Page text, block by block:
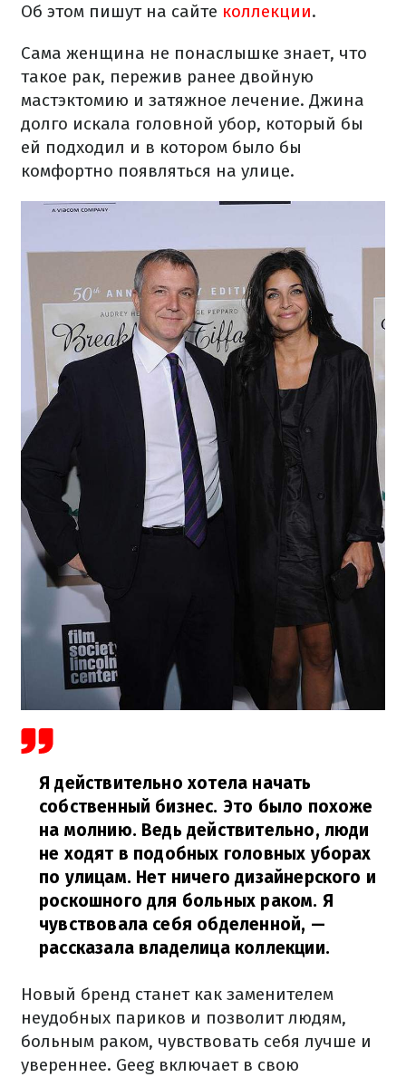
Об этом пишут на сайте коллекции.
Сама женщина не понаслышке знает, что
такое рак, пережив ранее двойную
мастэктомию и затяжное лечение. Джина
долго искала головной убор, который бы
ей подходил и в котором было бы
комфортно появляться на улице.
Я действительно хотела начать
собственный бизнес. Это было похоже
на молнию. Ведь действительно, люди
не ходят в подобных головных уборах
по улицам. Нет ничего дизайнерского и
роскошного для больных раком. Я
чувствовала себя обделенной, —
рассказала владелица коллекции.
Новый бренд станет как заменителем
неудобных париков и позволит людям,
больным раком, чувствовать себя лучше и
увереннее. Geeg включает в свою